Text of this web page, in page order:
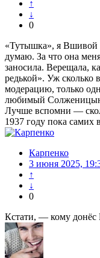
↑
↓
0
«Тутышка», я Вшивой
думаю. За что она
заносила. Верещала,
редькой». Уж сколько
модерацию, только
любимый Солженицын
Лучше вспомни —
1937 году пока самих
Карпенко
3 июня 2025,
↑
↓
0
Кстати, — кому донёс